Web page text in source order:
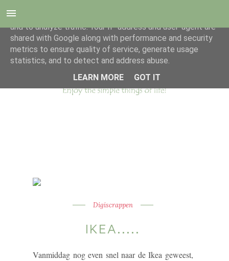
Digiscrappen
IKEA.....
Vanmiddag nog even snel naar de Ikea geweest,
This site uses cookies from Google to deliver its services
and to analyze traffic. Your IP address and user-agent are
shared with Google along with performance and security
metrics to ensure quality of service, generate usage
statistics, and to detect and address abuse.
LEARN MORE
GOT IT